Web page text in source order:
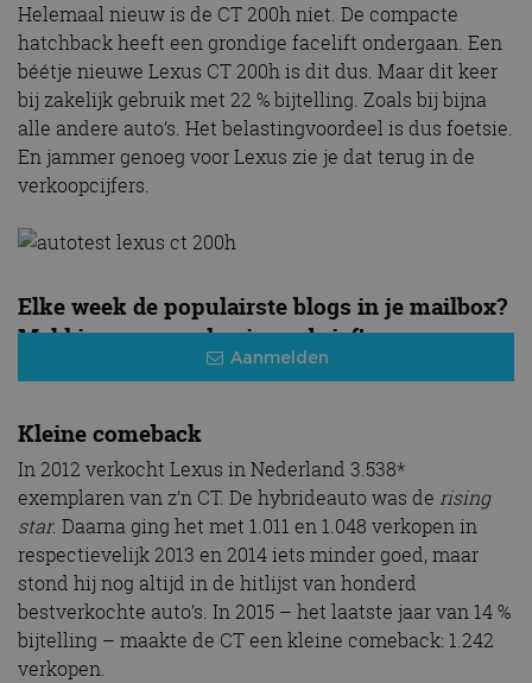
Helemaal nieuw is de CT 200h niet. De compacte
hatchback heeft een grondige facelift ondergaan. Een
béétje nieuwe Lexus CT 200h is dit dus. Maar dit keer
bij zakelijk gebruik met 22 % bijtelling. Zoals bij bijna
alle andere auto’s. Het belastingvoordeel is dus foetsie.
En jammer genoeg voor Lexus zie je dat terug in de
verkoopcijfers.
Elke week de populairste blogs in je mailbox?
Meld je aan voor de nieuwsbrief!
Aanmelden
Kleine comeback
In 2012 verkocht Lexus in Nederland 3.538*
exemplaren van z’n CT. De hybrideauto was de rising
star. Daarna ging het met 1.011 en 1.048 verkopen in
respectievelijk 2013 en 2014 iets minder goed, maar
stond hij nog altijd in de hitlijst van honderd
bestverkochte auto’s. In 2015 – het laatste jaar van 14 %
bijtelling – maakte de CT een kleine comeback: 1.242
verkopen.